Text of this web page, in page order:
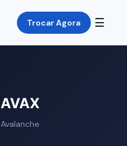
Trocar Agora ☰
AVAX
Avalanche